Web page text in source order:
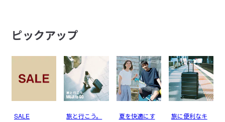
ピックアップ
SALE
旅と行こう。
夏を快適にす
旅に便利なキ